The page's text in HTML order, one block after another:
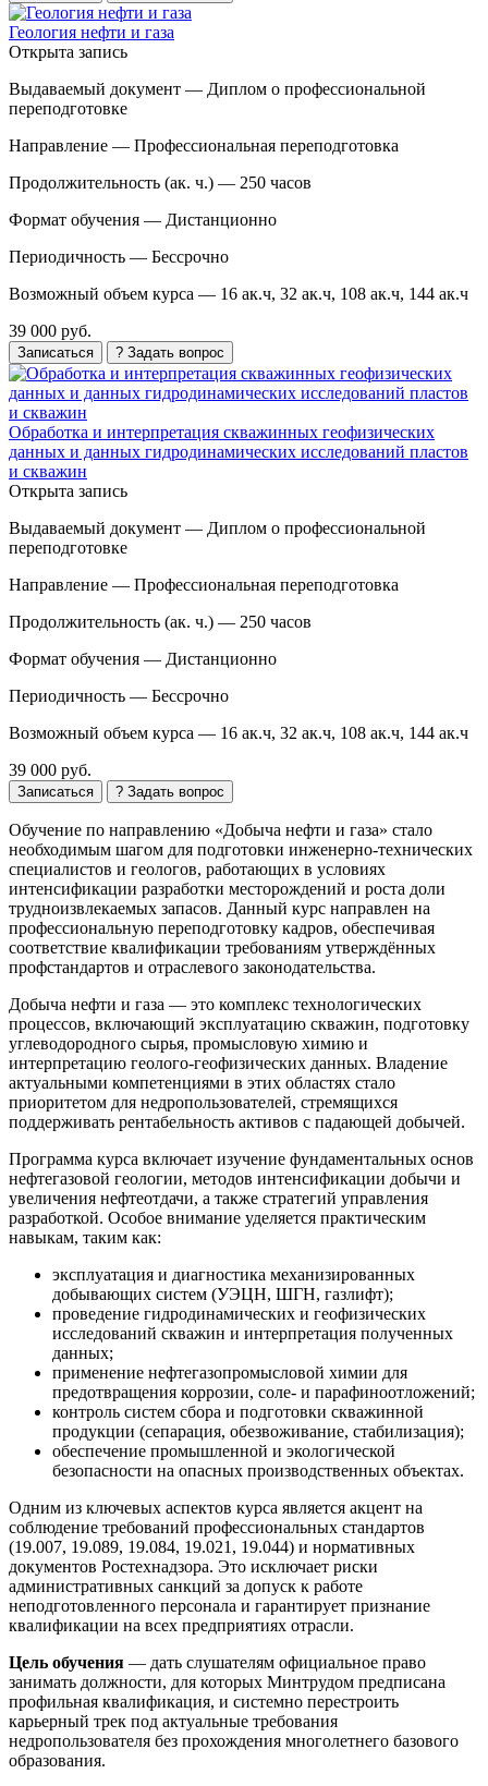
Геология нефти и газа
Открыта запись
Выдаваемый документ — Диплом о профессиональной
переподготовке
Направление — Профессиональная переподготовка
Продолжительность (ак. ч.) — 250 часов
Формат обучения — Дистанционно
Периодичность — Бессрочно
Возможный объем курса — 16 ак.ч, 32 ак.ч, 108 ак.ч, 144 ак.ч
39 000 руб.
Записаться ? Задать вопрос
Обработка и интерпретация скважинных геофизических
данных и данных гидродинамических исследований пластов
и скважин
Открыта запись
Выдаваемый документ — Диплом о профессиональной
переподготовке
Направление — Профессиональная переподготовка
Продолжительность (ак. ч.) — 250 часов
Формат обучения — Дистанционно
Периодичность — Бессрочно
Возможный объем курса — 16 ак.ч, 32 ак.ч, 108 ак.ч, 144 ак.ч
39 000 руб.
Записаться ? Задать вопрос
Обучение по направлению «Добыча нефти и газа» стало
необходимым шагом для подготовки инженерно-технических
специалистов и геологов, работающих в условиях
интенсификации разработки месторождений и роста доли
трудноизвлекаемых запасов. Данный курс направлен на
профессиональную переподготовку кадров, обеспечивая
соответствие квалификации требованиям утверждённых
профстандартов и отраслевого законодательства.
Добыча нефти и газа — это комплекс технологических
процессов, включающий эксплуатацию скважин, подготовку
углеводородного сырья, промысловую химию и
интерпретацию геолого-геофизических данных. Владение
актуальными компетенциями в этих областях стало
приоритетом для недропользователей, стремящихся
поддерживать рентабельность активов с падающей добычей.
Программа курса включает изучение фундаментальных основ
нефтегазовой геологии, методов интенсификации добычи и
увеличения нефтеотдачи, а также стратегий управления
разработкой. Особое внимание уделяется практическим
навыкам, таким как:
эксплуатация и диагностика механизированных
добывающих систем (УЭЦН, ШГН, газлифт);
проведение гидродинамических и геофизических
исследований скважин и интерпретация полученных
данных;
применение нефтегазопромысловой химии для
предотвращения коррозии, соле- и парафиноотложений;
контроль систем сбора и подготовки скважинной
продукции (сепарация, обезвоживание, стабилизация);
обеспечение промышленной и экологической
безопасности на опасных производственных объектах.
Одним из ключевых аспектов курса является акцент на
соблюдение требований профессиональных стандартов
(19.007, 19.089, 19.084, 19.021, 19.044) и нормативных
документов Ростехнадзора. Это исключает риски
административных санкций за допуск к работе
неподготовленного персонала и гарантирует признание
квалификации на всех предприятиях отрасли.
Цель обучения — дать слушателям официальное право
занимать должности, для которых Минтрудом предписана
профильная квалификация, и системно перестроить
карьерный трек под актуальные требования
недропользователя без прохождения многолетнего базового
образования.